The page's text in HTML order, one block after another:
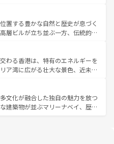
韓国の多彩な魅力を心ゆくまで味
てみてほしい。 なお、新着の韓国情報はコンテンツ一
息づく。ハノイの古い町並みやホ
治時代の建物も、独特の雰囲気を
バラエティの豊かさとおいしさで
ー、ベトナムコーヒーなどは、ぜ
の地域を訪れてもあたたかい人々
ので、きっと忘れられない旅にな
置する豊かな自然と歴史が息づく
層ビルが立ち並ぶ一方、伝統的な
北部ではチェンマイなどの山岳地
部ではプーケットやクラビの美し
を楽しむことができる。タイ料理
暖で、どの季節にも異なる楽しみ
すいタイの人々、仏教を中心とし
光資源が、訪れる旅人を魅了し続
わる香港は、特有のエネルギーを
ア湾に広がる壮大な景色、近未来
するはず。観光スポットが密集し
ろを回れるのも魅力。息をのむよ
験まで、香港を存分に楽しみ尽く
文化が融合した独自の魅力を放つ
建築物が並ぶマリーナベイ、歴史